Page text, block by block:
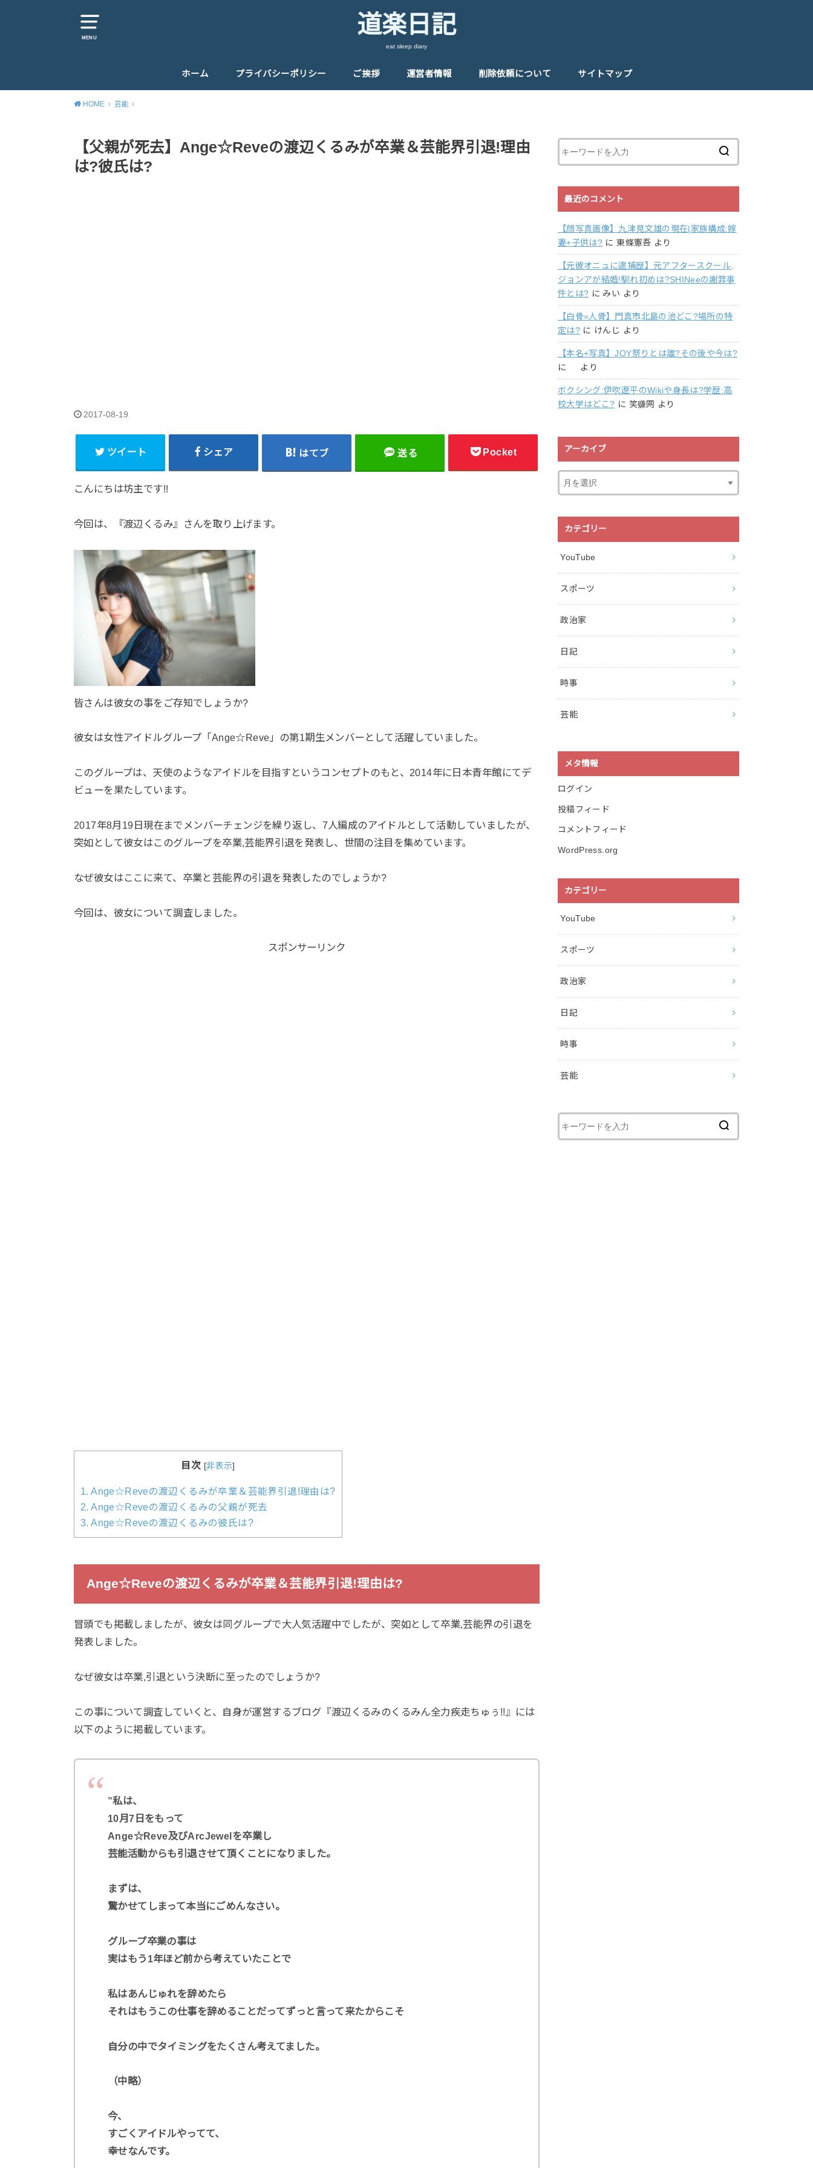
MENU 道楽日記
eat sleep diary
ホーム プライバシーポリシー ご挨拶 運営者情報 削除依頼について サイトマップ
HOME 芸能
【父親が死去】Ange☆Reveの渡辺くるみが卒業＆芸能界引退!理由
は?彼氏は?
2017-08-19
ツイート シェア はてブ 送る Pocket
こんにちは坊主です!!
今回は、『渡辺くるみ』さんを取り上げます。
皆さんは彼女の事をご存知でしょうか?
彼女は女性アイドルグループ「Ange☆Reve」の第1期生メンバーとして活躍していました。
このグループは、天使のようなアイドルを目指すというコンセプトのもと、2014年に日本青年館にてデ
ビューを果たしています。
2017年8月19日現在までメンバーチェンジを繰り返し、7人編成のアイドルとして活動していましたが、
突如として彼女はこのグループを卒業,芸能界引退を発表し、世間の注目を集めています。
なぜ彼女はここに来て、卒業と芸能界の引退を発表したのでしょうか?
今回は、彼女について調査しました。
スポンサーリンク
目次 [非表示]
1. Ange☆Reveの渡辺くるみが卒業＆芸能界引退!理由は?
2. Ange☆Reveの渡辺くるみの父親が死去
3. Ange☆Reveの渡辺くるみの彼氏は?
Ange☆Reveの渡辺くるみが卒業＆芸能界引退!理由は?
冒頭でも掲載しましたが、彼女は同グループで大人気活躍中でしたが、突如として卒業,芸能界の引退を
発表しました。
なぜ彼女は卒業,引退という決断に至ったのでしょうか?
この事について調査していくと、自身が運営するブログ『渡辺くるみのくるみん全力疾走ちゅぅ!!』には
以下のように掲載しています。
”私は、
10月7日をもって
Ange☆Reve及びArcJewelを卒業し
芸能活動からも引退させて頂くことになりました。
まずは、
驚かせてしまって本当にごめんなさい。
グループ卒業の事は
実はもう1年ほど前から考えていたことで
私はあんじゅれを辞めたら
それはもうこの仕事を辞めることだってずっと言って来たからこそ
自分の中でタイミングをたくさん考えてました。
（中略）
今、
すごくアイドルやってて、
幸せなんです。
最近のコメント
【顔写真画像】九津見文雄の現在|家族構成:嫁
妻+子供は? に東條憲吾 より
【元彼オニュに逮捕歴】元アフタースクール,
ジョンアが結婚!馴れ初めは?SHINeeの謝罪事
件とは? に みい より
【白骨=人骨】門真市北島の池どこ?場所の特
定は? に けんじ より
【本名+写真】JOY祭りとは誰?その後や今は?
に
より
ボクシング:伊吹遼平のWikiや身長は?学歴:高
校大学はどこ? に 笑赚网 より
アーカイブ
カテゴリー
YouTube
スポーツ
政治家
日記
時事
芸能
メタ情報
ログイン
投稿フィード
コメントフィード
WordPress.org
カテゴリー
YouTube
スポーツ
政治家
日記
時事
芸能